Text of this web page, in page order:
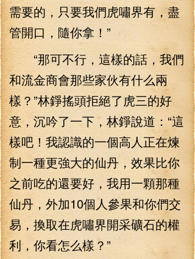
需要的，只要我們虎嘯界有，盡
管開口，隨你拿！”
“那可不行，這樣的話，我們
和流金商會那些家伙有什么兩
樣？”林錚搖頭拒絕了虎三的好
意，沉吟了一下，林錚說道：“這
樣吧！我認識的一個高人正在煉
制一種更強大的仙丹，效果比你
之前吃的還要好，我用一顆那種
仙丹，外加10個人參果和你們交
易，換取在虎嘯界開采礦石的權
利，你看怎么樣？”